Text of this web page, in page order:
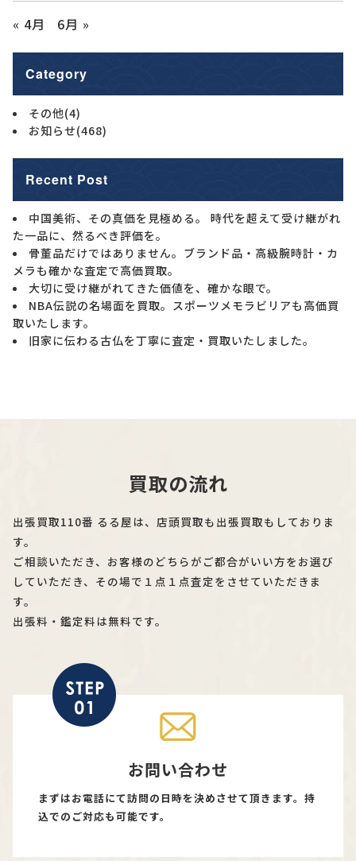
« 4月 6月 »
Category
その他(4)
お知らせ(468)
Recent Post
中国美術、その真価を見極める。 時代を超えて受け継がれ
た一品に、然るべき評価を。
骨董品だけではありません。ブランド品・高級腕時計・カ
メラも確かな査定で高価買取。
大切に受け継がれてきた価値を、確かな眼で。
NBA伝説の名場面を買取。スポーツメモラビリアも高価買
取いたします。
旧家に伝わる古仏を丁寧に査定・買取いたしました。
買取の流れ
出張買取110番 るる屋は、店頭買取も出張買取もしておりま
す。
ご相談いただき、お客様のどちらがご都合がいい方をお選び
していただき、その場で１点１点査定をさせていただきま
す。
出張料・鑑定料は無料です。
お問い合わせ
まずはお電話にて訪問の日時を決めさせて頂きます。持
込でのご対応も可能です。